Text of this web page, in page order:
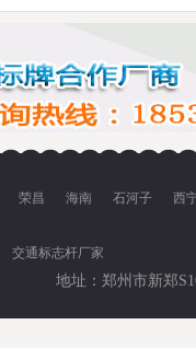
荣昌 海南 石河子 西
交通标志杆厂家
地址：郑州市新郑